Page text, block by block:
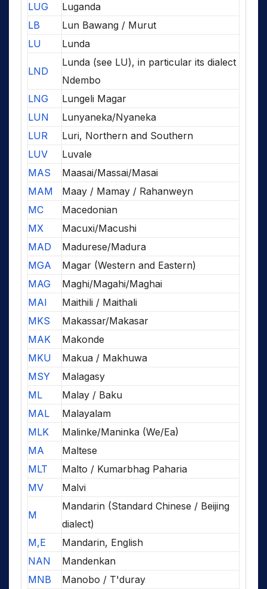
LUG
Luganda
LB
Lun Bawang / Murut
LU
Lunda
LND
Lunda (see LU), in particular its dialect
Ndembo
LNG
Lungeli Magar
LUN
Lunyaneka/Nyaneka
LUR
Luri, Northern and Southern
LUV
Luvale
MAS
Maasai/Massai/Masai
MAM
Maay / Mamay / Rahanweyn
MC
Macedonian
MX
Macuxi/Macushi
MAD
Madurese/Madura
MGA
Magar (Western and Eastern)
MAG
Maghi/Magahi/Maghai
MAI
Maithili / Maithali
MKS
Makassar/Makasar
MAK
Makonde
MKU
Makua / Makhuwa
MSY
Malagasy
ML
Malay / Baku
MAL
Malayalam
MLK
Malinke/Maninka (We/Ea)
MA
Maltese
MLT
Malto / Kumarbhag Paharia
MV
Malvi
M
Mandarin (Standard Chinese / Beijing
dialect)
M,E
Mandarin, English
NAN
Mandenkan
MNB
Manobo / T'duray